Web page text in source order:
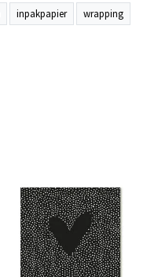
inpakpapier wrapping